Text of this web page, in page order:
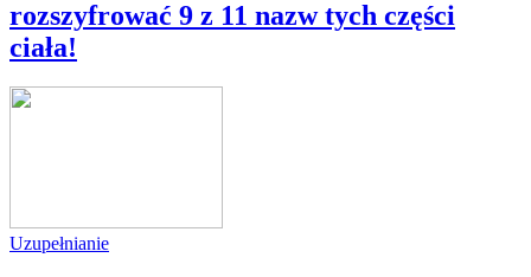
rozszyfrować 9 z 11 nazw tych części
ciała!
Uzupełnianie